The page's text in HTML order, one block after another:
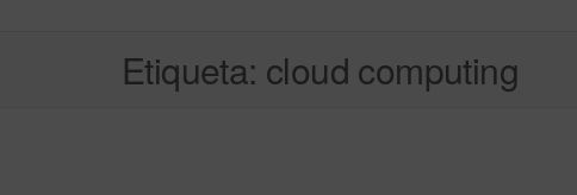
Etiqueta: cloud computing